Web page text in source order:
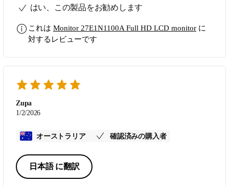
impressed with this monitor. Easy to set up
はい、この製品をお勧めします
これは Monitor 27E1N1100A Full HD LCD monitor に
対するレビューです
Zupa
1/2/2026
オーストラリア 確認済みの購入者
日本語 に翻訳